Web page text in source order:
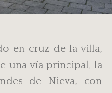
en cruz de la villa,
una vía principal, la
de Nieva, con